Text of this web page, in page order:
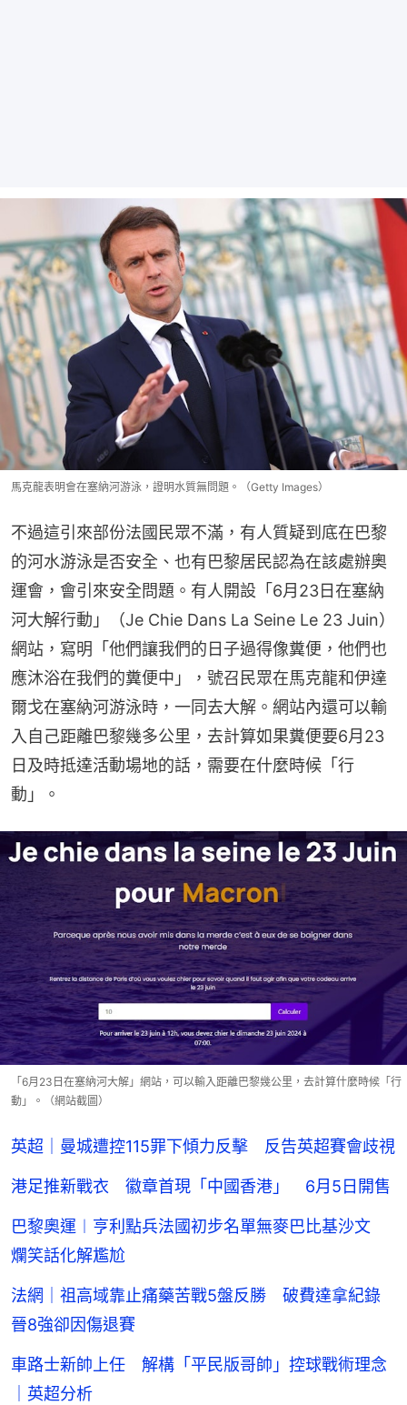
馬克龍表明會在塞納河游泳，證明水質無問題。（Getty Images）
不過這引來部份法國民眾不滿，有人質疑到底在巴黎
的河水游泳是否安全、也有巴黎居民認為在該處辦奧
運會，會引來安全問題。有人開設「6月23日在塞納
河大解行動」（Je Chie Dans La Seine Le 23 Juin）
網站，寫明「他們讓我們的日子過得像糞便，他們也
應沐浴在我們的糞便中」，號召民眾在馬克龍和伊達
爾戈在塞納河游泳時，一同去大解。網站內還可以輸
入自己距離巴黎幾多公里，去計算如果糞便要6月23
日及時抵達活動場地的話，需要在什麼時候「行
動」。
「6月23日在塞納河大解」網站，可以輸入距離巴黎幾公里，去計算什麼時候「行
動」。（網站截圖）
英超｜曼城遭控115罪下傾力反擊 反告英超賽會歧視
港足推新戰衣 徽章首現「中國香港」 6月5日開售
巴黎奧運︱亨利點兵法國初步名單無麥巴比基沙文
爛笑話化解尷尬
法網｜祖高域靠止痛藥苦戰5盤反勝 破費達拿紀錄
晉8強卻因傷退賽
車路士新帥上任 解構「平民版哥帥」控球戰術理念
｜英超分析